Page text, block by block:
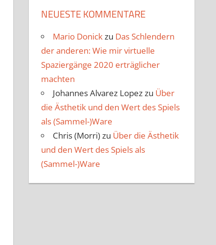
NEUESTE KOMMENTARE
Mario Donickzu Das Schlendern
der anderen: Wie mir virtuelle
Spaziergänge 2020 erträglicher
machten
Johannes Alvarez Lopezzu Über
die Ästhetik und den Wert des Spiels
als (Sammel-)Ware
Chris (Morri)zu Über die Ästhetik
und den Wert des Spiels als
(Sammel-)Ware